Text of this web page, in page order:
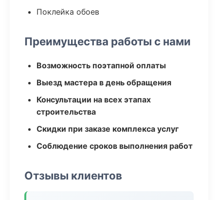
Поклейка обоев
Преимущества работы с нами
Возможность поэтапной оплаты
Выезд мастера в день обращения
Консультации на всех этапах
строительства
Скидки при заказе комплекса услуг
Соблюдение сроков выполнения работ
Отзывы клиентов